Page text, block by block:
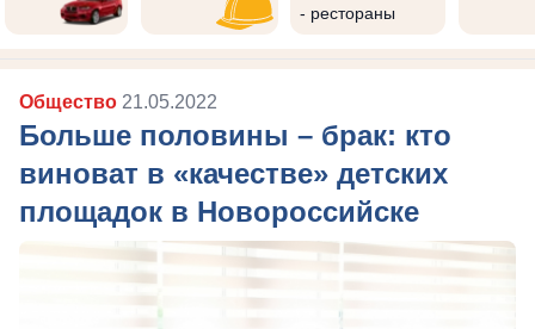
- рестораны
Общество 21.05.2022
Больше половины – брак: кто
виноват в «качестве» детских
площадок в Новороссийске